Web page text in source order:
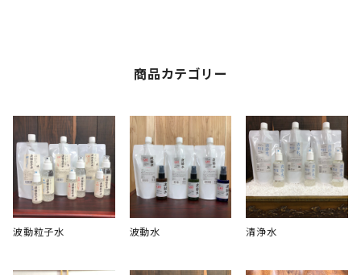
商品カテゴリー
波動粒子水 波動水 清浄水